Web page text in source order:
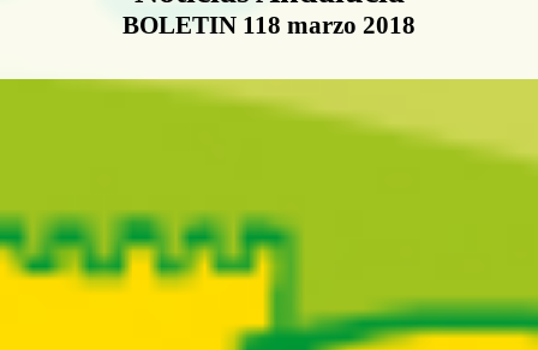
BOLETIN 118 marzo 2018